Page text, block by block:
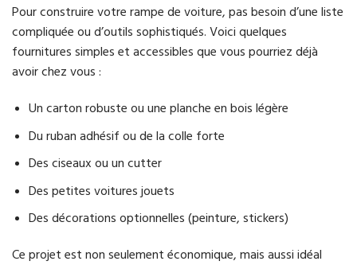
Pour construire votre rampe de voiture, pas besoin d’une liste
compliquée ou d’outils sophistiqués. Voici quelques
fournitures simples et accessibles que vous pourriez déjà
avoir chez vous :
Un carton robuste ou une planche en bois légère
Du ruban adhésif ou de la colle forte
Des ciseaux ou un cutter
Des petites voitures jouets
Des décorations optionnelles (peinture, stickers)
Ce projet est non seulement économique, mais aussi idéal